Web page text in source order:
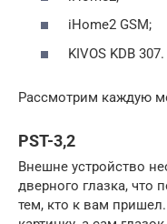
iHome2 GSM;
KIVOS KDB 307.
Рассмотрим каждую
PST-3,2
Внешне устройство
дверного глазка, что
тем, кто к вам